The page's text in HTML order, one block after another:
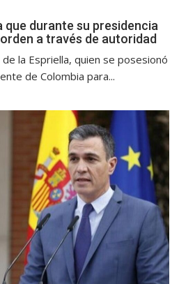
que durante su presidencia
a través de autoridad
la Espriella, quien se posesionó
de Colombia para...